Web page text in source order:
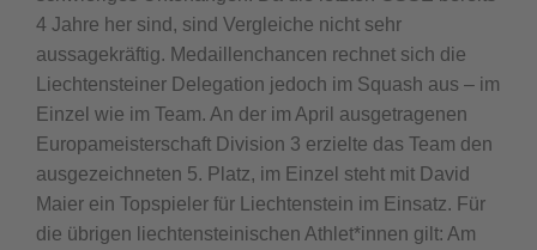
4 Jahre her sind, sind Vergleiche nicht sehr
aussagekräftig. Medaillenchancen rechnet sich die
Liechtensteiner Delegation jedoch im Squash aus – im
Einzel wie im Team. An der im April ausgetragenen
Europameisterschaft Division 3 erzielte das Team den
ausgezeichneten 5. Platz, im Einzel steht mit David
Maier ein Topspieler für Liechtenstein im Einsatz. Für
die übrigen liechtensteinischen Athlet*innen gilt: Am